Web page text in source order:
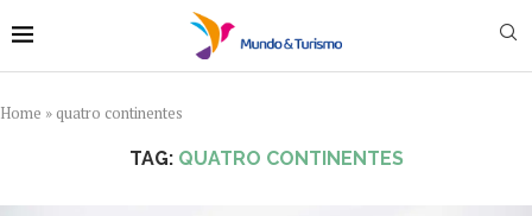
Home » quatro continentes
TAG: QUATRO CONTINENTES